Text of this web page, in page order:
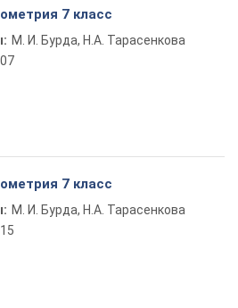
7 класс
М. И. Бурда, Н.А. Тарасенкова
7 класс
М. И. Бурда, Н.А. Тарасенкова